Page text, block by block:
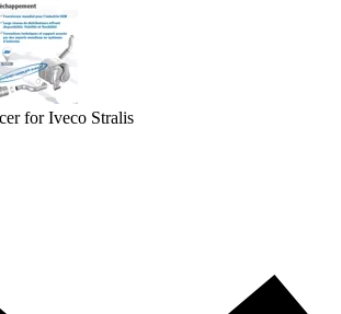
for Iveco Stralis